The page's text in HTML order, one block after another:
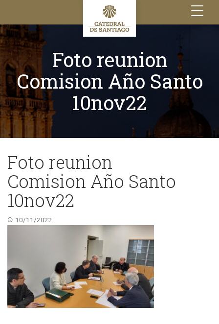
Toggle
navigation
Foto reunion
Comision Año Santo
10nov22
Foto reunion
Comision Año Santo
10nov22
10/11/2022